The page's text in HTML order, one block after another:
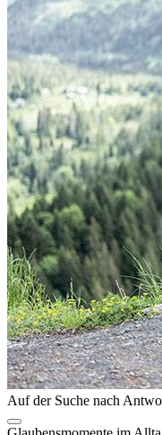
Auf der Suche nach